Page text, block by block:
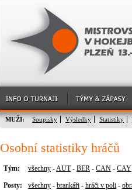
MUŽI: Soupisky Výsledky Statistiky
Osobní statistiky hráčů
Tým: všechny -AUT- BER - CAN - CAY
Posty: všechny - brankáři - hráči v poli -